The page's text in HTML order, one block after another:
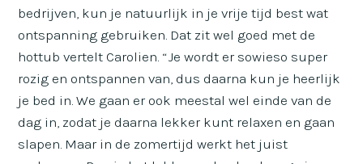
bedrijven, kun je natuurlijk in je vrije tijd best wat
ontspanning gebruiken. Dat zit wel goed met de
hottub vertelt Carolien. “Je wordt er sowieso super
rozig en ontspannen van, dus daarna kun je heerlijk
je bed in. We gaan er ook meestal wel einde van de
dag in, zodat je daarna lekker kunt relaxen en gaan
slapen. Maar in de zomertijd werkt het juist